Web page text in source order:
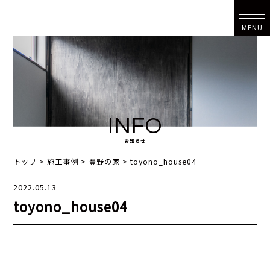
MENU
INFO
お知らせ
トップ >施工事例 > 豊野の家 >toyono_house04
2022.05.13
toyono_house04